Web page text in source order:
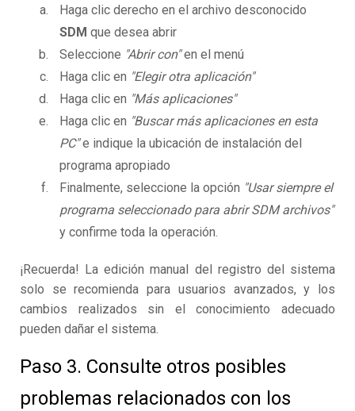
Haga clic derecho en el archivo desconocido
SDM que desea abrir
Seleccione "Abrir con"en el menú
Haga clic en "Elegir otra aplicación"
Haga clic en "Más aplicaciones"
Haga clic en "Buscar más aplicaciones en esta
PC"e indique la ubicación de instalación del
programa apropiado
Finalmente, seleccione la opción "Usar siempre el
programa seleccionado para abrir SDM archivos"
y confirme toda la operación.
¡Recuerda! La edición manual del registro del sistema
solo se recomienda para usuarios avanzados, y los
cambios realizados sin el conocimiento adecuado
pueden dañar el sistema.
Paso 3. Consulte otros posibles
problemas relacionados con los